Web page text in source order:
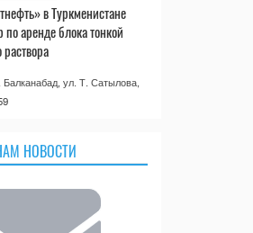
в Туркменистане
по аренде блока тонкой
раствора
ул. Т. Сатылова,
НОВОСТИ